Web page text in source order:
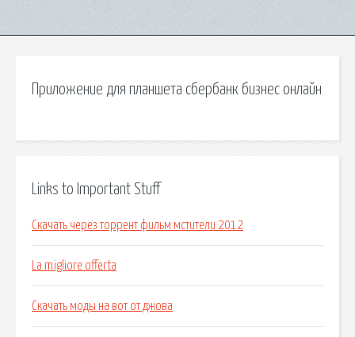
Приложение для планшета сбербанк бизнес онлайн
Links to Important Stuff
Скачать через торрент фильм мстители 2012
La migliore offerta
Скачать моды на вот от джова